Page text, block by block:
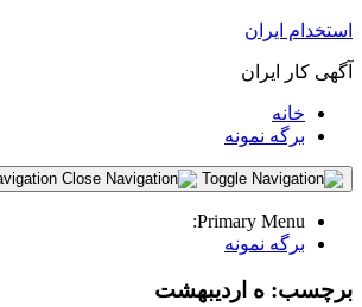
استخدام ایران
آگهی کار ایران
خانه
برگه نمونه
Primary Menu:
برگه نمونه
برچسب: ه اردیبهشت